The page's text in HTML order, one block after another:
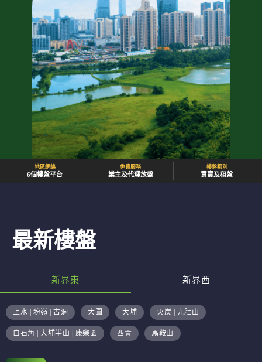
地區網絡
6個樓盤平台
免費服務
業主及代理放盤
樓盤類別
買賣及租盤
最新樓盤
新界東 新界西
上水 | 粉嶺 | 古洞 大圍 大埔 火炭 | 九肚山
白石角 | 大埔半山 | 康樂園 西貢 馬鞍山